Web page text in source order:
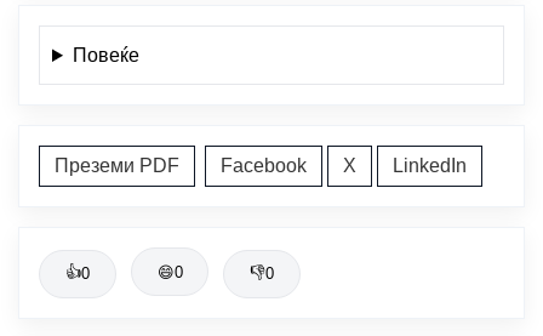
Повеќе
Преземи PDF Facebook X LinkedIn
👍0 😄0 👎0